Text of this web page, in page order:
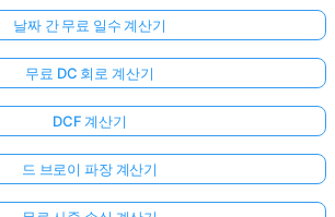
날짜 간 무료 일수 계산기
무료 DC 회로 계산기
DCF 계산기
드 브로이 파장 계산기